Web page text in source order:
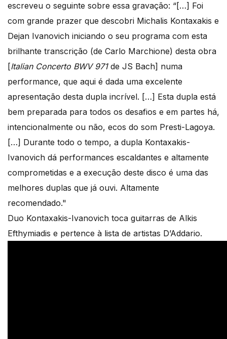
escreveu o seguinte sobre essa gravação: “[…] Foi
com grande prazer que descobri Michalis Kontaxakis e
Dejan Ivanovich iniciando o seu programa com esta
brilhante transcrição (de Carlo Marchione) desta obra
[Italian Concerto BWV 971de JS Bach] numa
performance, que aqui é dada uma excelente
apresentação desta dupla incrível. […] Esta dupla está
bem preparada para todos os desafios e em partes há,
intencionalmente ou não, ecos do som Presti-Lagoya.
[…] Durante todo o tempo, a dupla Kontaxakis-
Ivanovich dá performances escaldantes e altamente
comprometidas e a execução deste disco é uma das
melhores duplas que já ouvi. Altamente
recomendado."
Duo Kontaxakis-Ivanovich toca guitarras de Alkis
Efthymiadis e pertence à lista de artistas D’Addario.